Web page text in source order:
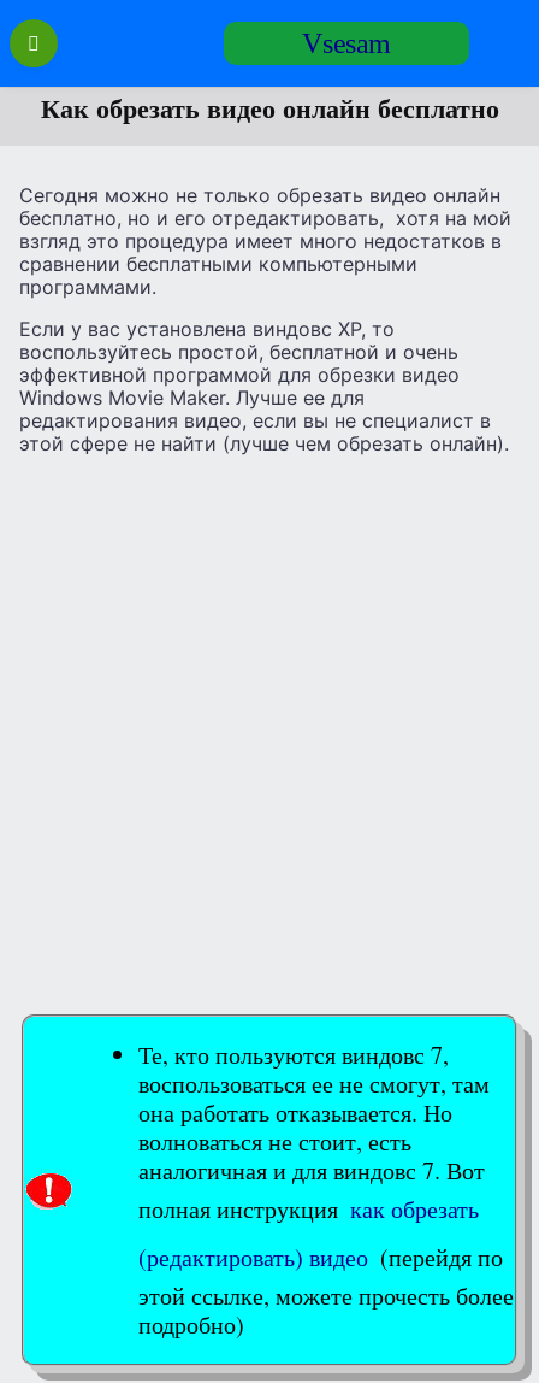
Перейти
содержанию
Vsesam
Как обрезать видео онлайн бесплатно
Сегодня можно не только обрезать видео онлайн
бесплатно, но и его отредактировать, хотя на мой
взгляд это процедура имеет много недостатков в
сравнении бесплатными компьютерными
программами.
Если у вас установлена виндовс XP, то
воспользуйтесь простой, бесплатной и очень
эффективной программой для обрезки видео
Windows Movie Maker. Лучше ее для
редактирования видео, если вы не специалист в
этой сфере не найти (лучше чем обрезать онлайн).
Те, кто пользуются виндовс 7,
воспользоваться ее не смогут, там
она работать отказывается. Но
волноваться не стоит, есть
аналогичная и для виндовс 7. Вот
полная инструкция как обрезать
(редактировать) видео (перейдя по
этой ссылке, можете прочесть более
подробно)